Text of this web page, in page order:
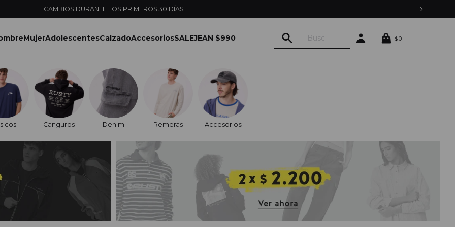
CAMBIOS DURANTE LOS PRIMEROS 30 DÍAS
MujerAdolescentesCalzadoAccesoriosSALEJEAN $990 $0
Canguros Denim Remeras Accesorios